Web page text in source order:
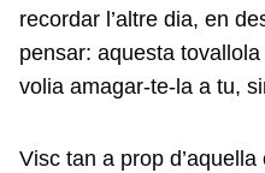
recordar l’altre dia, en
pensar: aquesta
volia amagar-te-la a tu,
Visc tan a prop